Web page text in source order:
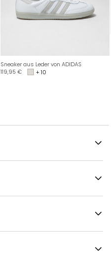
Sneaker aus Leder von ADIDAS
119,95 € + 10